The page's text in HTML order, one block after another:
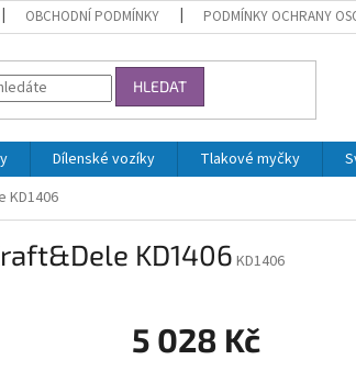
OBCHODNÍ PODMÍNKY PODMÍNKY OCHRANY
HLEDAT
Dílenské vozíky Tlakové myčky
KD1406
KD1406 KD1406
5 028 Kč